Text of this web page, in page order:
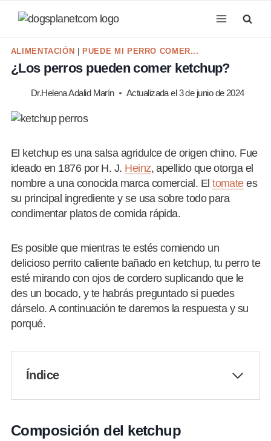
ALIMENTACIÓN PUEDE MI PERRO COMER...
¿Los perros pueden comer ketchup?
Dr.Helena Adalid Marín Actualizada el 3 de junio de 2024
El ketchup es una salsa agridulce de origen chino. Fue
ideado en 1876 por H. J. Heinz, apellido que otorga el
nombre a una conocida marca comercial. Eltomatees
su principal ingrediente y se usa sobre todo para
condimentar platos de comida rápida.
Es posible que mientras te estés comiendo un
delicioso perrito caliente bañado en ketchup, tu perro te
esté mirando con ojos de cordero suplicando que le
des un bocado, y te habrás preguntado si puedes
dárselo. A continuación te daremos la respuesta y su
porqué.
Índice
Composición del ketchup